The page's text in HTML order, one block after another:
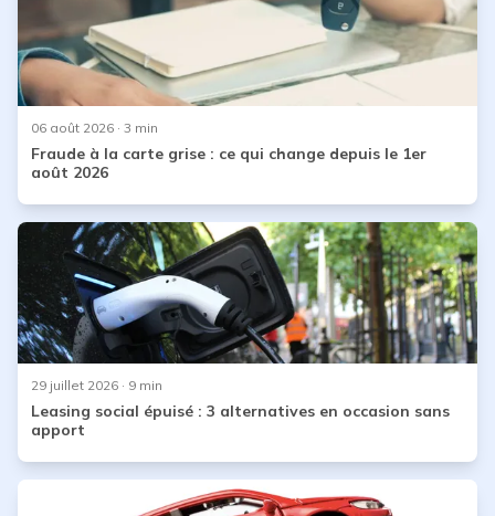
06 août 2026 · 3 min
Fraude à la carte grise : ce qui change depuis le 1er
août 2026
29 juillet 2026 · 9 min
Leasing social épuisé : 3 alternatives en occasion sans
apport